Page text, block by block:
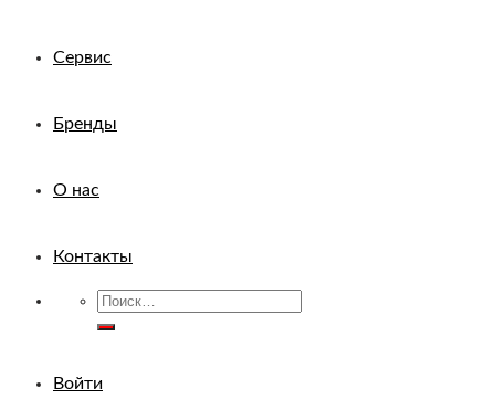
Сервис
Бренды
О нас
Контакты
Искать:
Войти